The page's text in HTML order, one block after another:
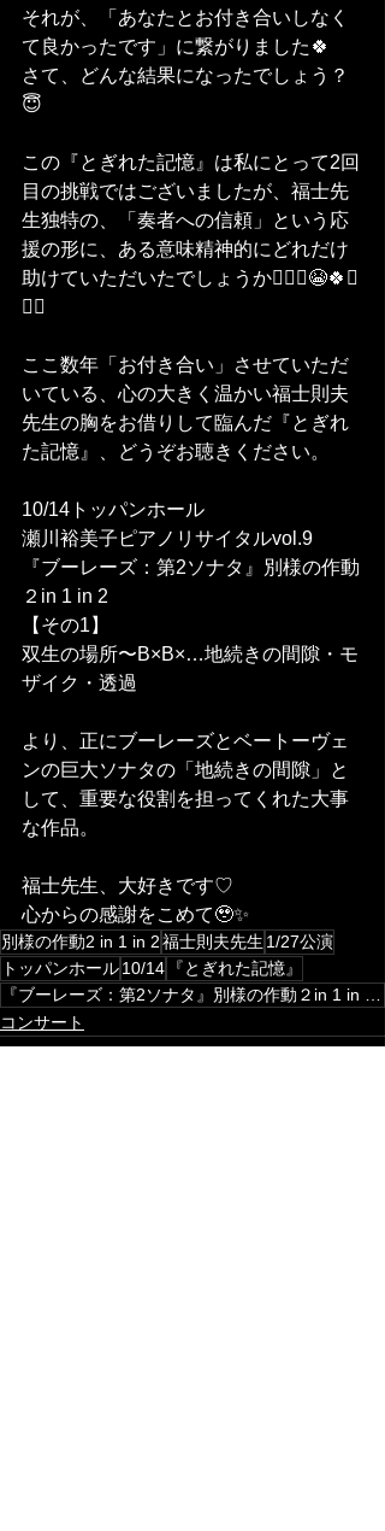
それが、「あなたとお付き合いしなく
て良かったです」に繋がりました🍀
さて、どんな結果になったでしょう？
😇
この『とぎれた記憶』は私にとって2回
目の挑戦ではございましたが、福士先
生独特の、「奏者への信頼」という応
援の形に、ある意味精神的にどれだけ
助けていただいたでしょうか🙇‍♀️✨😭🍀✨
🙇‍♀️
ここ数年「お付き合い」させていただ
いている、心の大きく温かい福士則夫
先生の胸をお借りして臨んだ『とぎれ
た記憶』、どうぞお聴きください。
10/14トッパンホール
瀬川裕美子ピアノリサイタルvol.9
『ブーレーズ：第2ソナタ』別様の作動
２in 1 in 2
【その1】
双生の場所〜B×B×…地続きの間隙・モ
ザイク・透過
より、正にブーレーズとベートーヴェ
ンの巨大ソナタの「地続きの間隙」と
して、重要な役割を担ってくれた大事
な作品。
福士先生、大好きです♡
心からの感謝をこめて🥹✨
別様の作動2 in 1 in 2福士則夫先生 1/27公演
トッパンホール10/14
『とぎれた記憶』
コンサート